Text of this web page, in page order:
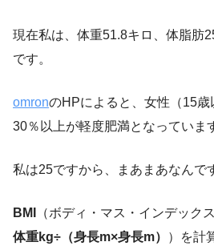
現在私は、体重51.8キロ、体脂肪
です。
omronのHPによると、女性（15
30％以上が軽度肥満となっていま
私は25ですから、まあまあなんで
BMI （ボディ・マス・インデック
体重kg÷（身長m×身長m）
）を計